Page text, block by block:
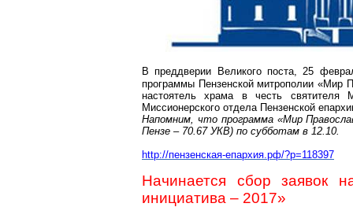
В преддверии Великого поста, 25
программы Пензенской митрополии «Мир
настоятель храма в честь святителя
Миссионерского отдела Пензенской
Напомним, что программа «Мир
Пензе – 70.67 УКВ) по субботам в 12.10.
http://пензенская-епархия.рф/?p=118397
Начинается сбор заявок
инициатива – 2017»